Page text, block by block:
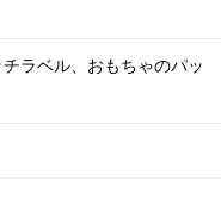
ラベル、おもちゃのパッ